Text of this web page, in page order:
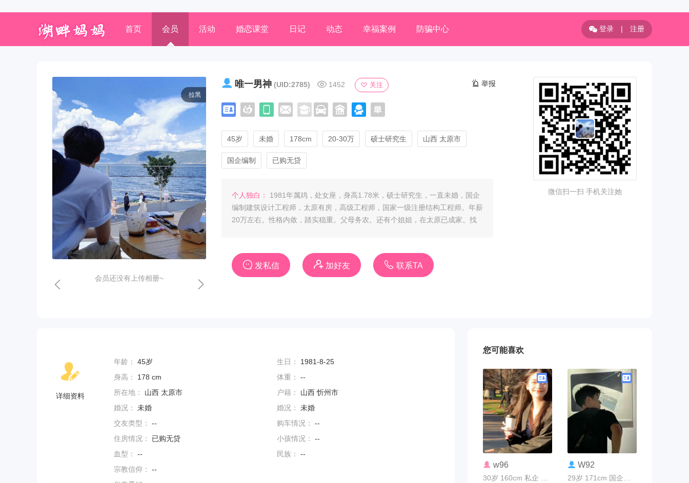
首页 会员 活动 婚恋课堂 日记 动态 幸福案例 防骗中心 登录 | 注册
拉黑
会员还没有上传相册~
唯一男神 (UID:2785) 1452 关注 举报
45岁 未婚 178cm 20-30万 硕士研究生 山西 太原市
国企编制 已购无贷
个人独白：
1981年属鸡，处女座，身高1.78米，硕士研究生，一直未婚，国企
编制建筑设计工程师，太原有房，高级工程师，国家一级注册结构工程师。年薪
20万左右。性格内敛，踏实稳重。父母务农。还有个姐姐，在太原已成家。找
发私信 加好友 联系TA
微信扫一扫 手机关注她
详细资料
年龄： 45岁 生日：
1981-8-25
身高：
178 cm 体重：
--
所在地：
山西 太原市 户籍：
山西 忻州市
婚况：
未婚 婚况：
未婚
交友类型：
-- 购车情况：
--
住房情况：
已购无贷 小孩情况：
--
血型：
-- 民族：
--
宗教信仰：
--
您可能喜欢
联系TA
w96 联系TA
W92